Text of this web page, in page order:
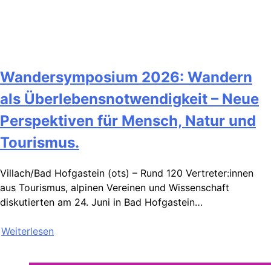
Wandersymposium 2026: Wandern
als Überlebensnotwendigkeit – Neue
Perspektiven für Mensch, Natur und
Tourismus.
Villach/Bad Hofgastein (ots) – Rund 120 Vertreter:innen
aus Tourismus, alpinen Vereinen und Wissenschaft
diskutierten am 24. Juni in Bad Hofgastein…
Weiterlesen